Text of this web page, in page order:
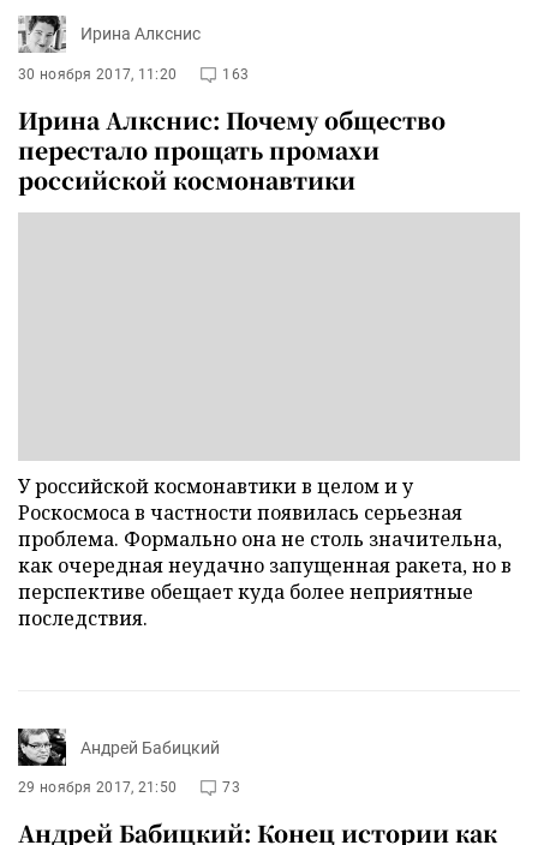
Ирина Алкснис
30 ноября 2017, 11:20 163
Ирина Алкснис: Почему общество
перестало прощать промахи
российской космонавтики
У российской космонавтики в целом и у
Роскосмоса в частности появилась серьезная
проблема. Формально она не столь значительна,
как очередная неудачно запущенная ракета, но в
перспективе обещает куда более неприятные
последствия.
Андрей Бабицкий
29 ноября 2017, 21:50 73
Андрей Бабицкий: Конец истории как